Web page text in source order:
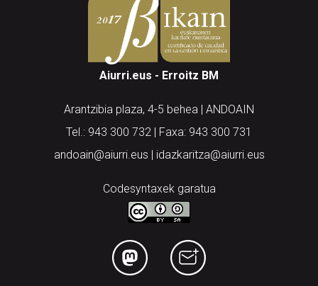
Aiurri.eus - Erroitz BM
Arantzibia plaza, 4-5 behea | ANDOAIN
Tel.: 943 300 732 | Faxa: 943 300 731
andoain@aiurri.eus | idazkaritza@aiurri.eus
Codesyntaxek garatua